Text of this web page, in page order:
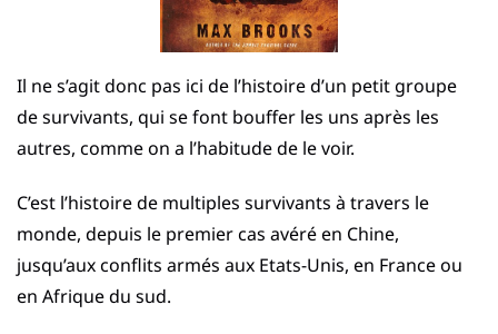
Il ne s’agit donc pas ici de l’histoire d’un petit groupe
de survivants, qui se font bouffer les uns après les
autres, comme on a l’habitude de le voir.
C’est l’histoire de multiples survivants à travers le
monde, depuis le premier cas avéré en Chine,
jusqu’aux conflits armés aux Etats-Unis, en France ou
en Afrique du sud.